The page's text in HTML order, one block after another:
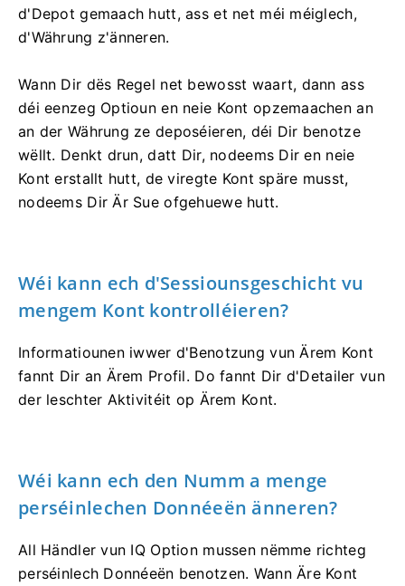
d'Depot gemaach hutt, ass et net méi méiglech,
d'Währung z'änneren.
Wann Dir dës Regel net bewosst waart, dann ass
déi eenzeg Optioun en neie Kont opzemaachen an
an der Währung ze deposéieren, déi Dir benotze
wëllt. Denkt drun, datt Dir, nodeems Dir en neie
Kont erstallt hutt, de viregte Kont späre musst,
nodeems Dir Är Sue ofgehuewe hutt.
Wéi kann ech d'Sessiounsgeschicht vu
mengem Kont kontrolléieren?
Informatiounen iwwer d'Benotzung vun Ärem Kont
fannt Dir an Ärem Profil. Do fannt Dir d'Detailer vun
der leschter Aktivitéit op Ärem Kont.
Wéi kann ech den Numm a menge
perséinlechen Donnéeën änneren?
All Händler vun IQ Option mussen nëmme richteg
perséinlech Donnéeën benotzen. Wann Äre Kont